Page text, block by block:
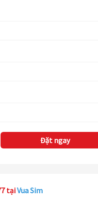
Đặt ngay
tạiVua Sim